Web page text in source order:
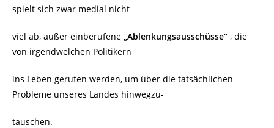
spielt sich zwar medial nicht
viel ab, außer einberufene „Ablenkungsausschüsse“ , die
von irgendwelchen Politikern
ins Leben gerufen werden, um über die tatsächlichen
Probleme unseres Landes hinwegzu-
täuschen.